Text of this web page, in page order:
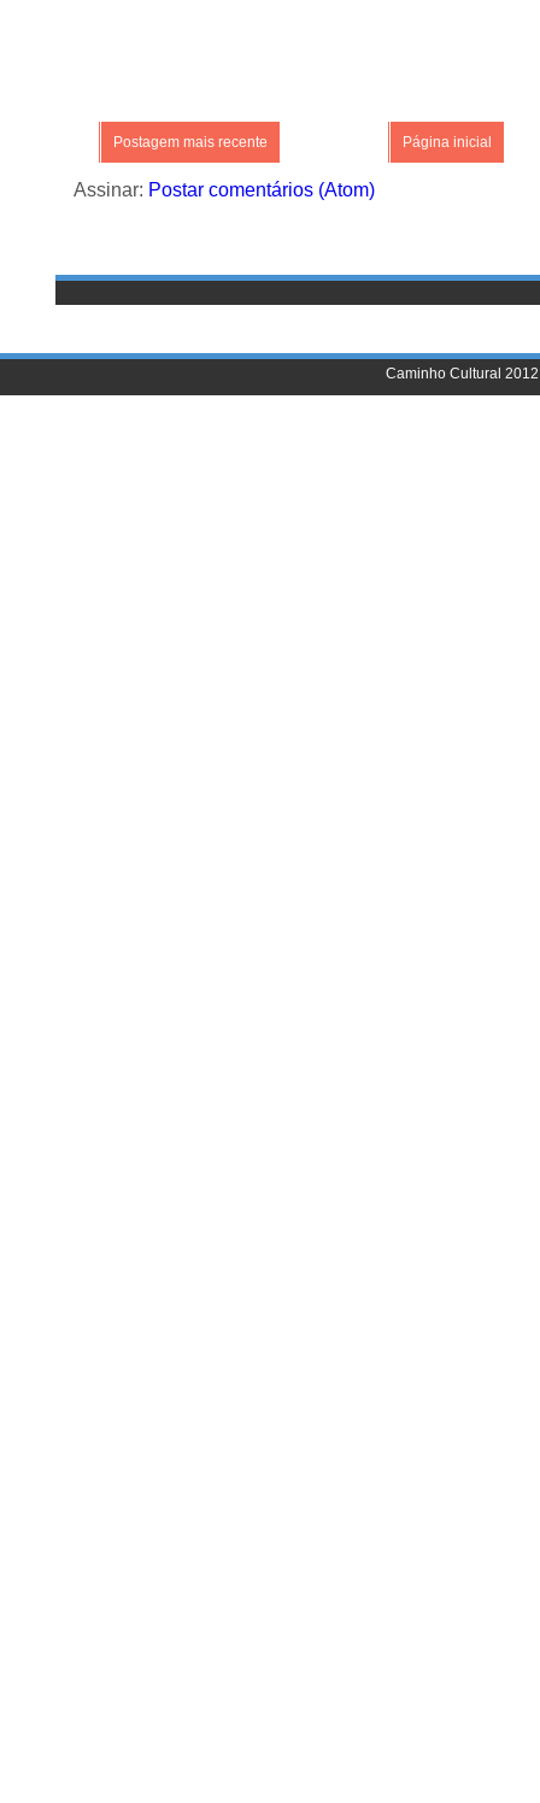
Postagem mais recente Página inicial
Assinar: Postar comentários (Atom)
Caminho Cultural